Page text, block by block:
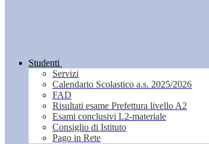
Studenti
Servizi
Calendario Scolastico a.s. 2025/2026
FAD
Risultati esame Prefettura livello A2
Esami conclusivi L2-materiale
Consiglio di Istituto
Pago in Rete